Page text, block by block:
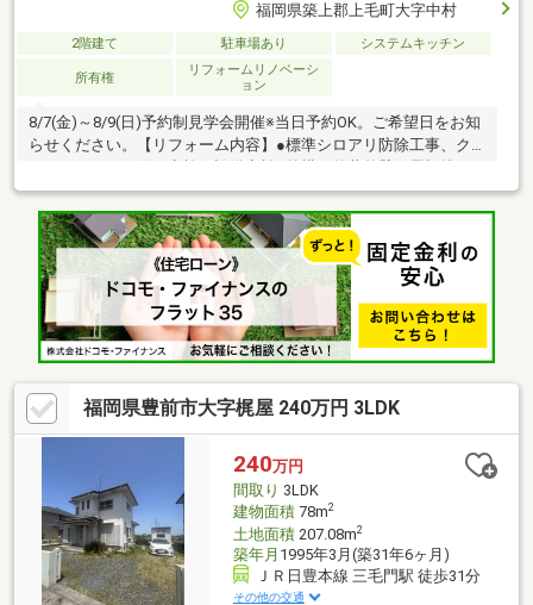
福岡県築上郡上毛町大字中村
2階建て 駐車場あり システムキッチン
所有権
リフォームリノベーシ
ョン
8/7(金)～8/9(日)予約制見学会開催※当日予約OK。ご希望日をお知
らせください。【リフォーム内容】●標準シロアリ防除工事、ク
装、庭木伐採●水回りシステムキッチン交換、ユニットバス交
換、トイレ交換、洗面化粧台交換●内装間取変更、玄関扉交換、
室内ドア（一部）交換、床材上張り、シューズボックス交換、ク
ロス張替え●その他設備インターホン設置、火災警報器設置、照
明器具交換【おすすめポイント】本物件は条件により住宅ローン
減税が適用されます。
福岡県豊前市大字梶屋 240万円 3LDK
240万円
間取り 3LDK
建物面積78m2
土地面積207.08m2
築年月 1995年3月(築31年6ヶ月)
ＪＲ日豊本線 三毛門駅 徒歩31分
その他の交通